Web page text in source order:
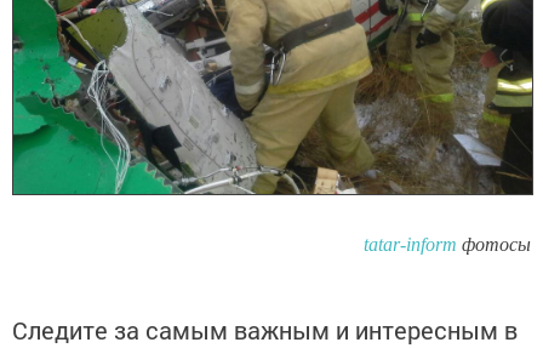
tatar-inform фотосы
Следите за самым важным и интересным в